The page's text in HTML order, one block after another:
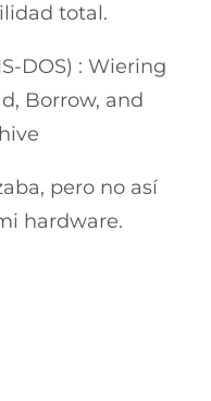
total.
pero no así
hardware.